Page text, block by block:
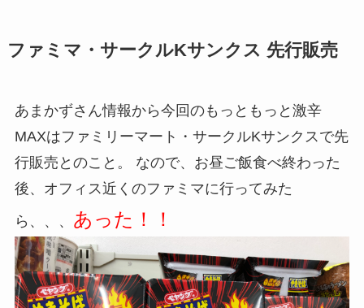
ファミマ・サークルKサンクス 先行販売
あまかずさん情報から今回のもっともっと激辛
MAXはファミリーマート・サークルKサンクスで先
行販売とのこと。 なので、お昼ご飯食べ終わった
後、オフィス近くのファミマに行ってみた
ら、、、 あった！！